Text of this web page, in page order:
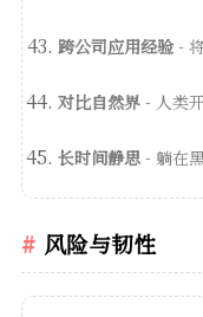
跨公司应用经验-
对比自然界- 人类
长时间静思- 躺在
风险与韧性